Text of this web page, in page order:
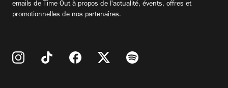
emails de Time Out à propos de l'actualité, évents, offres et
promotionnelles de nos partenaires.